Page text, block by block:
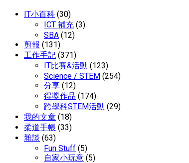
IT小百科 (30)
ICT 補充 (3)
SBA (12)
剪報 (131)
工作手記 (371)
IT比賽&活動 (123)
Science / STEM (254)
分享 (12)
得獎作品 (174)
跨學科STEM活動 (29)
我的文章 (18)
柔道手帳 (33)
雜談 (63)
Fun Stuff (5)
自家小玩意 (5)